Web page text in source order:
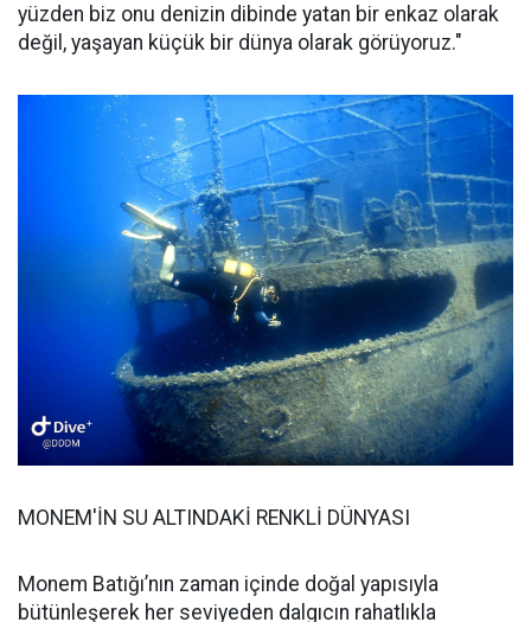
yüzden biz onu denizin dibinde yatan bir enkaz olarak
değil, yaşayan küçük bir dünya olarak görüyoruz."
MONEM'İN SU ALTINDAKİ RENKLİ DÜNYASI
Monem Batığı’nın zaman içinde doğal yapısıyla
bütünleşerek her seviyeden dalgıcın rahatlıkla